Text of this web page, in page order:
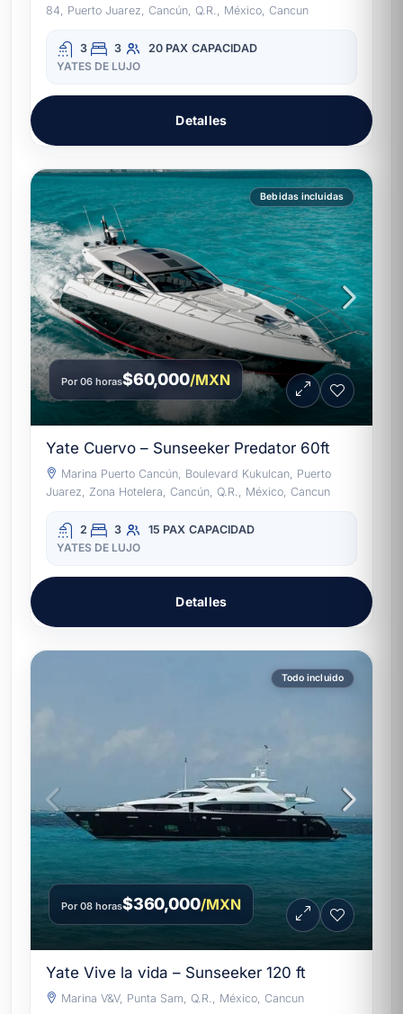
84, Puerto Juarez, Cancún, Q.R., México, Cancun
3 3 20 PAX CAPACIDAD
YATES DE LUJO
Detalles
Bebidas incluidas
Por 06 horas$60,000/MXN
Yate Cuervo – Sunseeker Predator 60ft
Marina Puerto Cancún, Boulevard Kukulcan, Puerto
Juarez, Zona Hotelera, Cancún, Q.R., México, Cancun
2 3 15 PAX CAPACIDAD
YATES DE LUJO
Detalles
Todo incluido
Por 08 horas$360,000/MXN
Yate Vive la vida – Sunseeker 120 ft
Marina V&V, Punta Sam, Q.R., México, Cancun